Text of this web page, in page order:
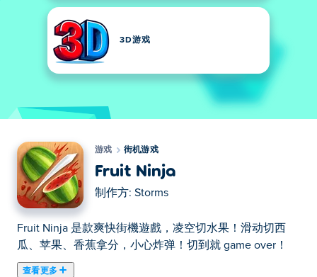
3D游戏
游戏 街机游戏
Fruit Ninja
制作方: Storms
Fruit Ninja 是款爽快街機遊戲，凌空切水果！滑动切西
瓜、苹果、香蕉拿分，小心炸弹！切到就 game over！
查看更多